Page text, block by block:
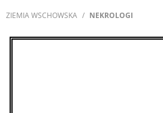
ZIEMIA WSCHOWSKA NEKROLOGI